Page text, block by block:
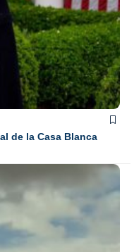
de la Casa Blanca